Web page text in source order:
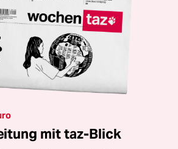
mit taz-Blick